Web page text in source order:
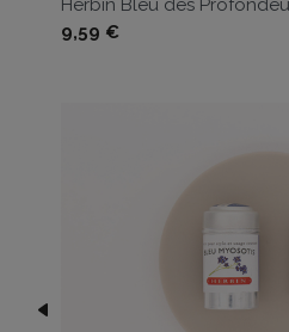
Herbin Bleu des
Prezzo
9,59 €